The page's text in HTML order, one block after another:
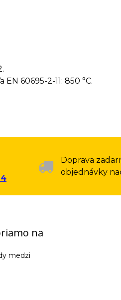
60695-2-11: 850 °C.
Doprava
objednávky
na
medzi